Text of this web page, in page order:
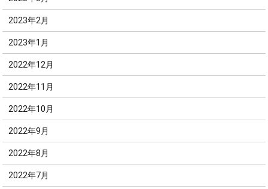
2023年2月
2023年1月
2022年12月
2022年11月
2022年10月
2022年9月
2022年8月
2022年7月